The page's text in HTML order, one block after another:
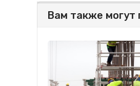
Вам также могут